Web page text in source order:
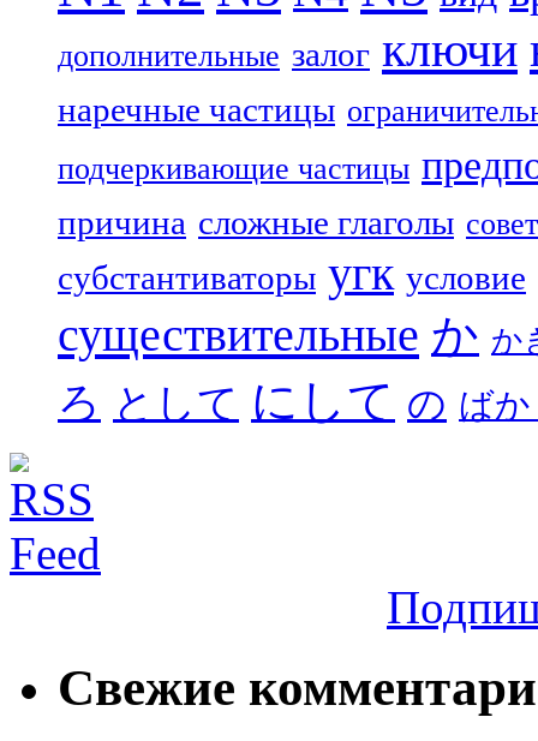
дополнительные залог ключи
наречные частицы
подчеркивающие частицы
причина сложные глаголы совет
субстантиваторы угк условие
существительные か か
ろ として にして の ば
Свежие